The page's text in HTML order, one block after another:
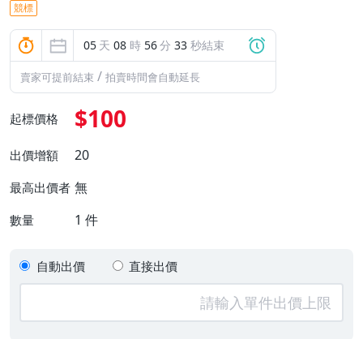
競標
05 天 08 時 56分 32 秒結束
賣家可提前結束 / 拍賣時間會自動延長
起標價格 $100
出價增額 20
最高出價者 無
數量 1 件
自動出價 直接出價